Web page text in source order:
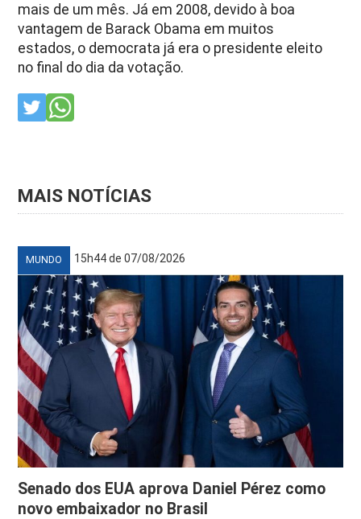
mais de um mês. Já em 2008, devido à boa
vantagem de Barack Obama em muitos
estados, o democrata já era o presidente eleito
no final do dia da votação.
MAIS NOTÍCIAS
MUNDO 15h44 de 07/08/2026
Senado dos EUA aprova Daniel Pérez como
novo embaixador no Brasil